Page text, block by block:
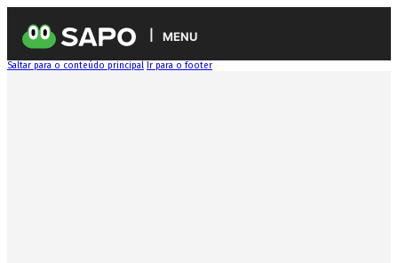
MENU
Saltar para o conteúdo principal Ir para o footer